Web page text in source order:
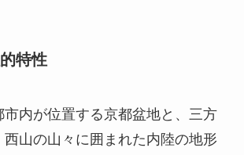
特性
内が位置する京都盆地と、三方
西山の山々に囲まれた内陸の地形